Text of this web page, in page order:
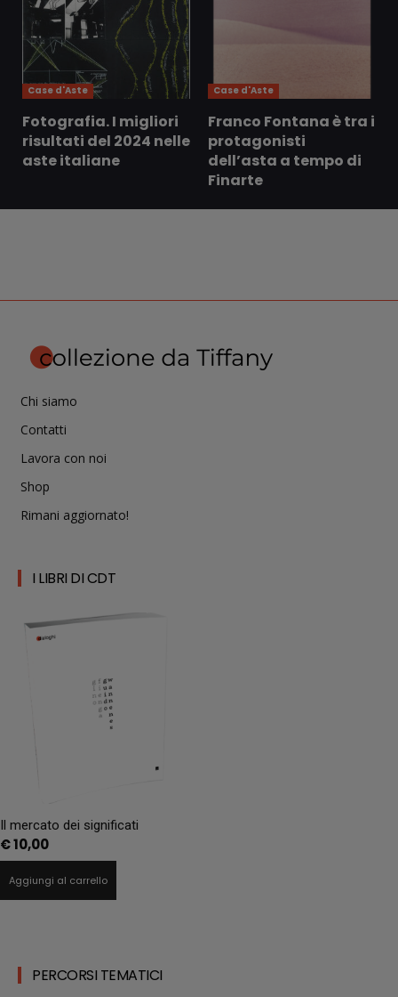
Case d'Aste
Fotografia. I migliori
risultati del 2024 nelle
aste italiane
Case d'Aste
Franco Fontana è tra i
protagonisti
dell’asta a tempo di
Finarte
Chi siamo
Contatti
Lavora con noi
Shop
Rimani aggiornato!
I LIBRI DI CDT
Il mercato dei significati
€10,00
Aggiungi al carrello
PERCORSI TEMATICI